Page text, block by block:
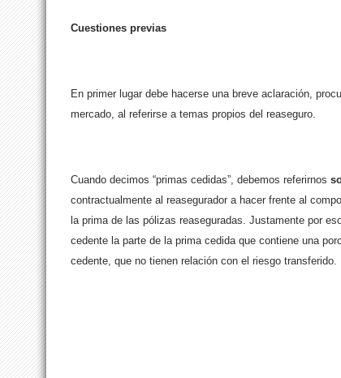
Cuestiones previas
En primer lugar debe hacerse una breve aclaración,
mercado, al referirse a temas propios del reaseguro.
Cuando decimos “primas cedidas”, debemos referirnos
contractualmente al reasegurador a hacer frente al
la prima de las pólizas reaseguradas. Justamente por
cedente la parte de la prima cedida que contiene una
cedente, que no tienen relación con el riesgo transferido.